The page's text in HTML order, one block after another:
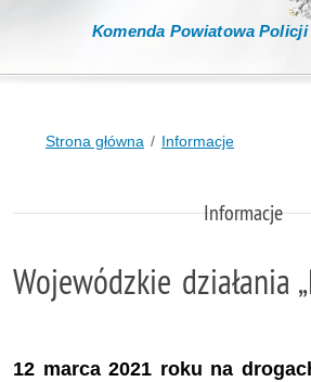
Komenda Powiatowa
Strona główna Informacje
Informacje
Wojewódzkie działania
12 marca 2021 roku na